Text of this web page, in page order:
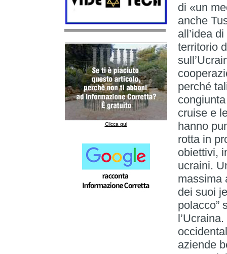
Clicca qui
di «un
anche
all’idea
territorio
perché
cruise e
hanno
rotta in
obiettivi,
ucraini.
massima
dei suoi
polacco”
aziende